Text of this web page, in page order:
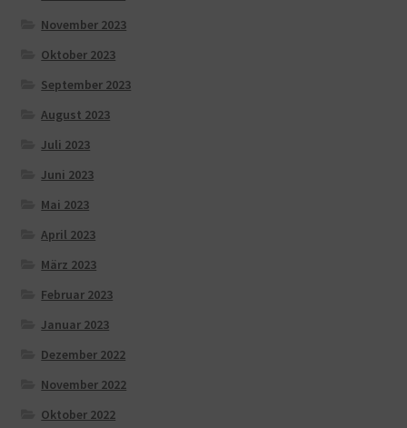
November 2023
Oktober 2023
September 2023
August 2023
Juli 2023
Juni 2023
Mai 2023
April 2023
März 2023
Februar 2023
Januar 2023
Dezember 2022
November 2022
Oktober 2022